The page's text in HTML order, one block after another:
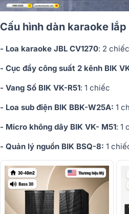
Cấu hình dàn karaoke
- Loa karaoke JBL CV1270: 2 chiếc
- Cục đẩy công suất 2 kênh BIK
- Vang Số BIK VK-R51: 1 chiếc
- Loa sub điện BIK BBK-W25A: 1
- Micro không dây BIK VK- M51: 1
- Quản lý nguồn BIK BSQ-8: 1